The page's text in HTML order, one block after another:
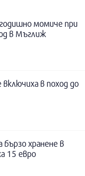
момиче при
в Мъглиж
в поход до
бързо хранене в
15 евро